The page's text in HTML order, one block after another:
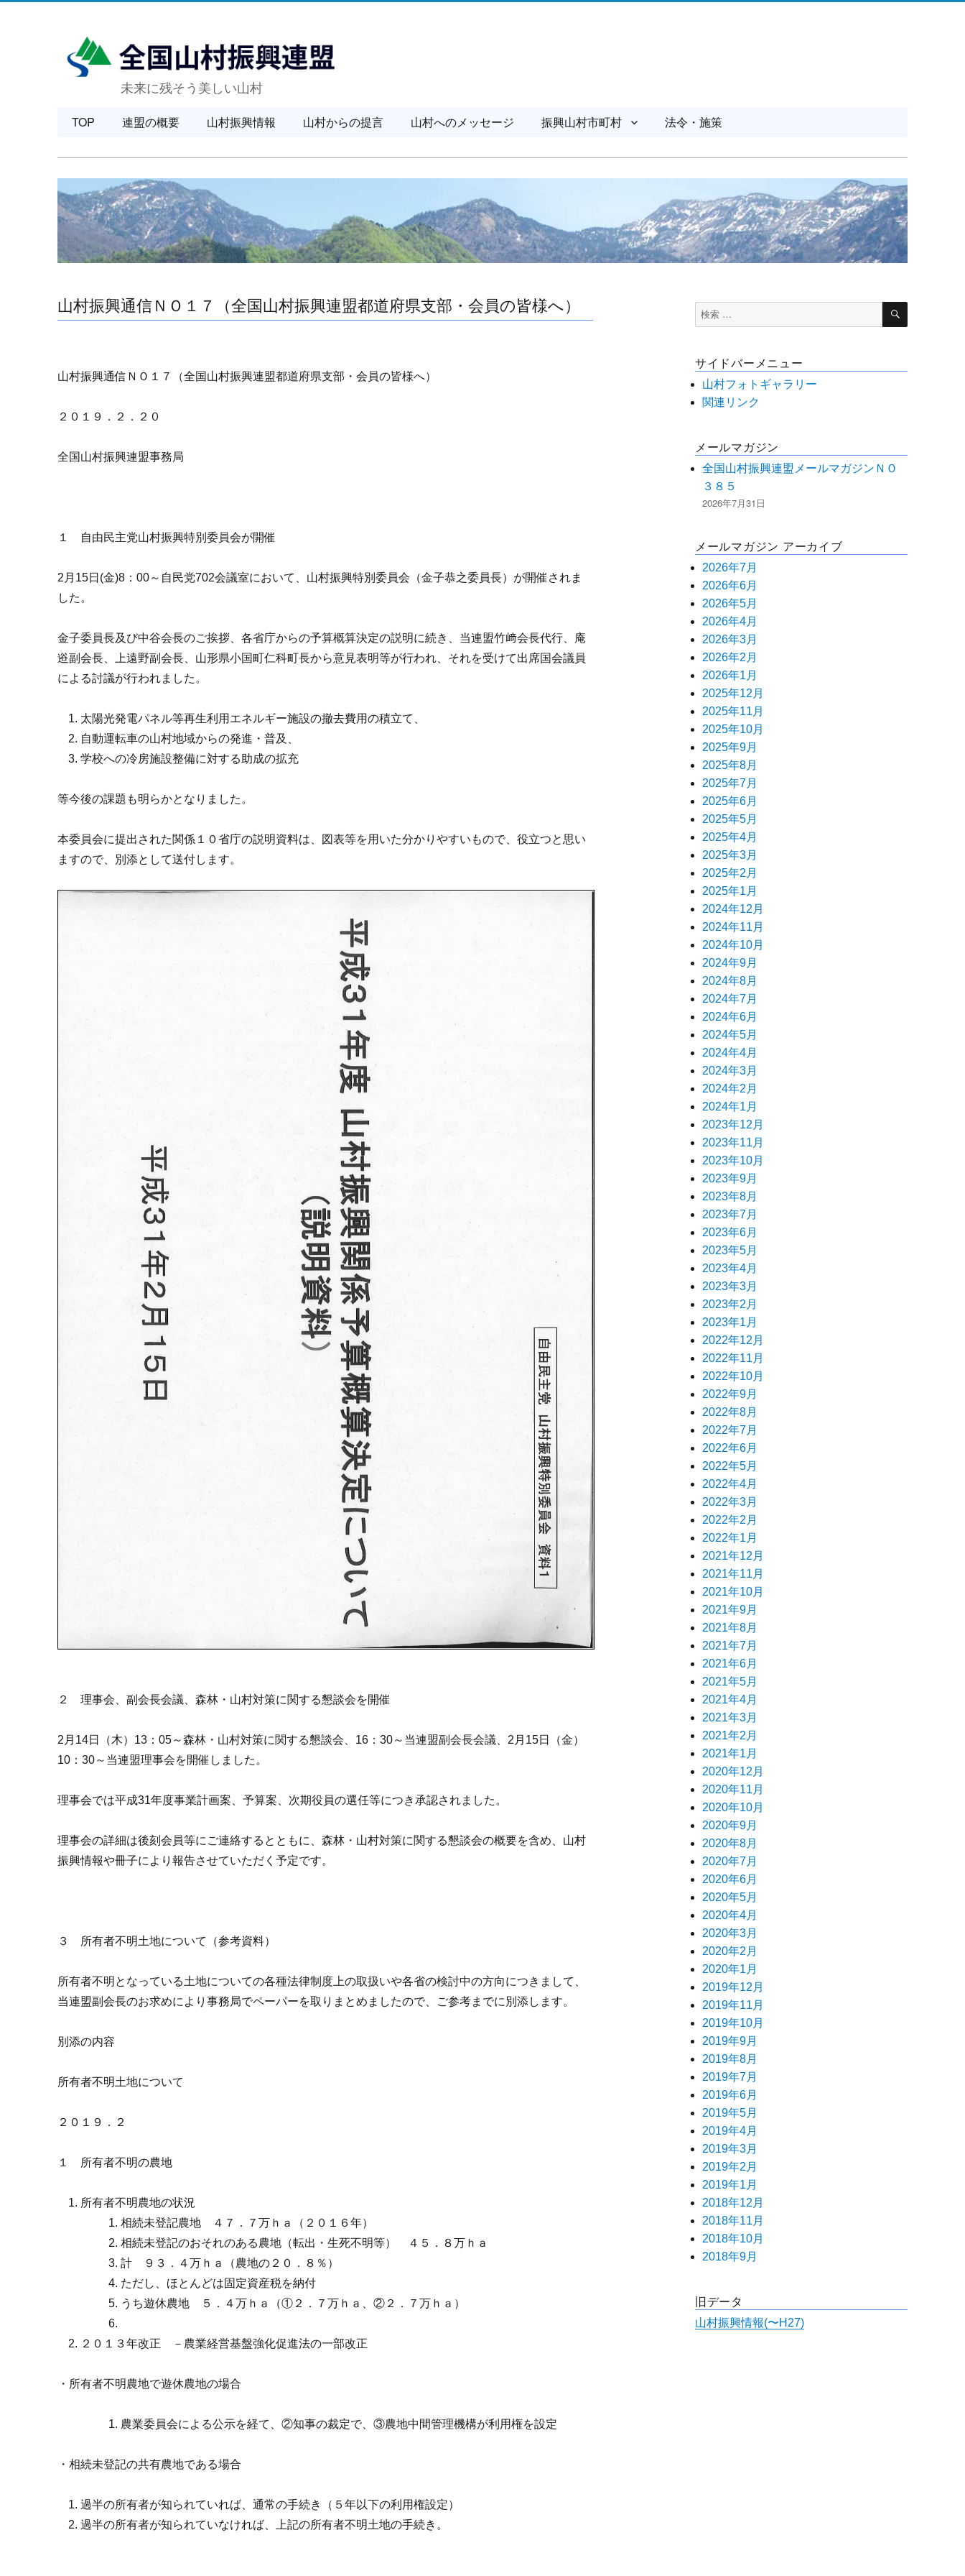
未来に残そう美しい山村
TOP 連盟の概要 山村振興情報 山村からの提言 山村へのメッセージ 振興山村市町村 法令・施策
山村振興通信ＮＯ１７（全国山村振興連盟都道府県支部・会員の皆様へ）
山村振興通信ＮＯ１７（全国山村振興連盟都道府県支部・会員の皆様へ）
２０１９．２．２０
全国山村振興連盟事務局
１ 自由民主党山村振興特別委員会が開催
2月15日(金)8：00～自民党702会議室において、山村振興特別委員会（金子恭之委員長）が開催されま
した。
金子委員長及び中谷会長のご挨拶、各省庁からの予算概算決定の説明に続き、当連盟竹﨑会長代行、庵
逧副会長、上遠野副会長、山形県小国町仁科町長から意見表明等が行われ、それを受けて出席国会議員
による討議が行われました。
太陽光発電パネル等再生利用エネルギー施設の撤去費用の積立て、
自動運転車の山村地域からの発進・普及、
学校への冷房施設整備に対する助成の拡充
等今後の課題も明らかとなりました。
本委員会に提出された関係１０省庁の説明資料は、図表等を用いた分かりやすいもので、役立つと思い
ますので、別添として送付します。
２ 理事会、副会長会議、森林・山村対策に関する懇談会を開催
2月14日（木）13：05～森林・山村対策に関する懇談会、16：30～当連盟副会長会議、2月15日（金）
10：30～当連盟理事会を開催しました。
理事会では平成31年度事業計画案、予算案、次期役員の選任等につき承認されました。
理事会の詳細は後刻会員等にご連絡するとともに、森林・山村対策に関する懇談会の概要を含め、山村
振興情報や冊子により報告させていただく予定です。
３ 所有者不明土地について（参考資料）
所有者不明となっている土地についての各種法律制度上の取扱いや各省の検討中の方向につきまして、
当連盟副会長のお求めにより事務局でペーパーを取りまとめましたので、ご参考までに別添します。
別添の内容
所有者不明土地について
２０１９．２
１ 所有者不明の農地
所有者不明農地の状況
相続未登記農地 ４７．７万ｈａ（２０１６年）
相続未登記のおそれのある農地（転出・生死不明等） ４５．８万ｈａ
計 ９３．４万ｈａ（農地の２０．８％）
ただし、ほとんどは固定資産税を納付
うち遊休農地 ５．４万ｈａ（①２．７万ｈａ、②２．７万ｈａ）
２０１３年改正 －農業経営基盤強化促進法の一部改正
・所有者不明農地で遊休農地の場合
農業委員会による公示を経て、②知事の裁定で、③農地中間管理機構が利用権を設定
・相続未登記の共有農地である場合
過半の所有者が知られていれば、通常の手続き（５年以下の利用権設定）
過半の所有者が知られていなければ、上記の所有者不明土地の手続き。
検
索
象:
検
サイドバーメニュー
山村フォトギャラリー
関連リンク
メールマガジン
全国山村振興連盟メールマガジンＮＯ
３８５
2026年7月31日
メールマガジン アーカイブ
2026年7月
2026年6月
2026年5月
2026年4月
2026年3月
2026年2月
2026年1月
2025年12月
2025年11月
2025年10月
2025年9月
2025年8月
2025年7月
2025年6月
2025年5月
2025年4月
2025年3月
2025年2月
2025年1月
2024年12月
2024年11月
2024年10月
2024年9月
2024年8月
2024年7月
2024年6月
2024年5月
2024年4月
2024年3月
2024年2月
2024年1月
2023年12月
2023年11月
2023年10月
2023年9月
2023年8月
2023年7月
2023年6月
2023年5月
2023年4月
2023年3月
2023年2月
2023年1月
2022年12月
2022年11月
2022年10月
2022年9月
2022年8月
2022年7月
2022年6月
2022年5月
2022年4月
2022年3月
2022年2月
2022年1月
2021年12月
2021年11月
2021年10月
2021年9月
2021年8月
2021年7月
2021年6月
2021年5月
2021年4月
2021年3月
2021年2月
2021年1月
2020年12月
2020年11月
2020年10月
2020年9月
2020年8月
2020年7月
2020年6月
2020年5月
2020年4月
2020年3月
2020年2月
2020年1月
2019年12月
2019年11月
2019年10月
2019年9月
2019年8月
2019年7月
2019年6月
2019年5月
2019年4月
2019年3月
2019年2月
2019年1月
2018年12月
2018年11月
2018年10月
2018年9月
旧データ
山村振興情報(〜H27)